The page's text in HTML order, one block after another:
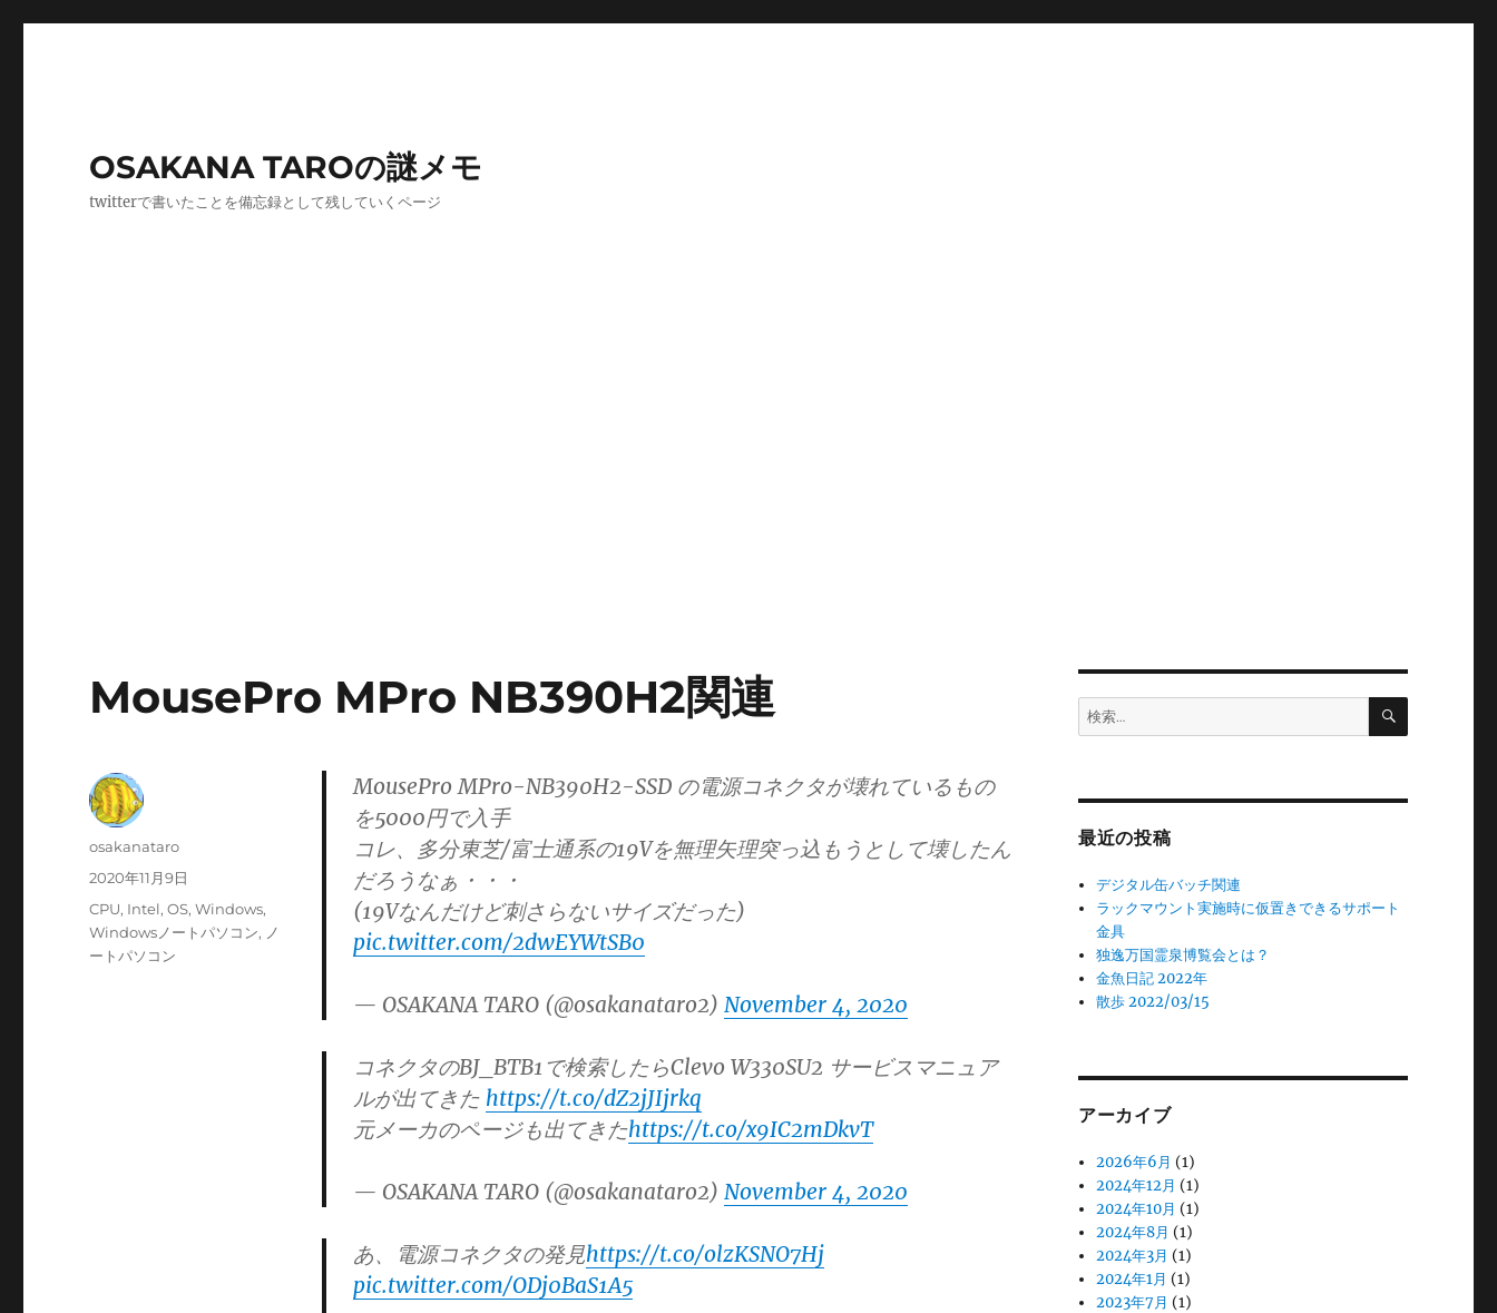
OSAKANA TAROの謎メモ
twitterで書いたことを備忘録として残していくページ
MousePro MPro NB390H2関連
MousePro MPro-NB390H2-SSD の電源コネクタが壊れているもの
を5000円で入手
コレ、多分東芝/富士通系の19Vを無理矢理突っ込もうとして壊したん
だろうなぁ・・・
(19Vなんだけど刺さらないサイズだった)
pic.twitter.com/2dwEYWtSB0
— OSAKANA TARO (@osakanataro2) November 4, 2020
コネクタのBJ_BTB1で検索したらClevo W330SU2 サービスマニュア
ルが出てきた https://t.co/dZ2jJIjrkq
元メーカのページも出てきたhttps://t.co/x9IC2mDkvT
— OSAKANA TARO (@osakanataro2) November 4, 2020
あ、電源コネクタの発見https://t.co/olzKSNO7Hj
pic.twitter.com/ODj0BaS1A5
投
osakanataro
投
日:
2020年11月9日
カ
テ
ゴ
CPU, Intel,OS,Windows,
Windowsノートパソコン, ノ
ートパソコン
検
索:
検
最近の投稿
デジタル缶バッチ関連
ラックマウント実施時に仮置きできるサポート
金具
独逸万国霊泉博覧会とは？
金魚日記 2022年
散歩 2022/03/15
アーカイブ
2026年6月 (1)
2024年12月 (1)
2024年10月 (1)
2024年8月 (1)
2024年3月 (1)
2024年1月 (1)
2023年7月 (1)